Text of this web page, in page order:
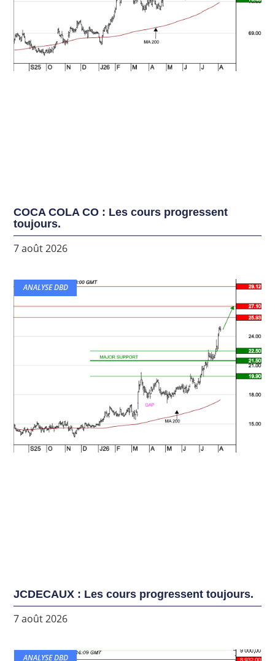
COCA COLA CO : Les cours progressent
toujours.
7 août 2026
ANALYSE DBD
JCDECAUX : Les cours progressent toujours.
7 août 2026
ANALYSE DBD